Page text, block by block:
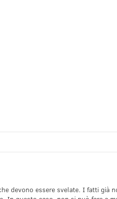
devono essere svelate. I fatti già